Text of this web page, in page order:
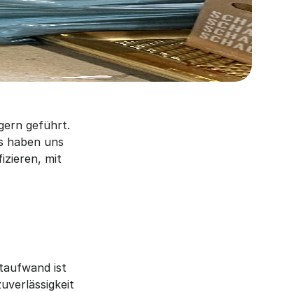
geführt.
haben uns
mit
ist